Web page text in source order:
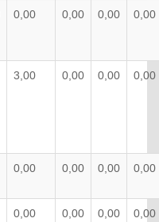
0,00 0,00 0,00 0,00
3,00 0,00 0,00 0,00
0,00 0,00 0,00 0,00
0,00 0,00 0,00 0,00